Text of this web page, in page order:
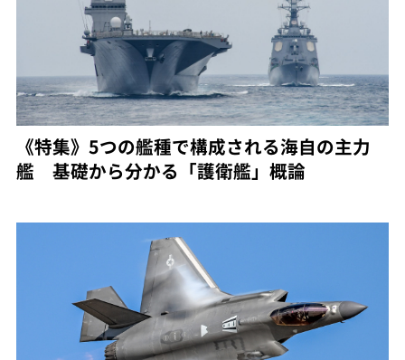
《特集》5つの艦種で構成される海自の主力
艦 基礎から分かる「護衛艦」概論